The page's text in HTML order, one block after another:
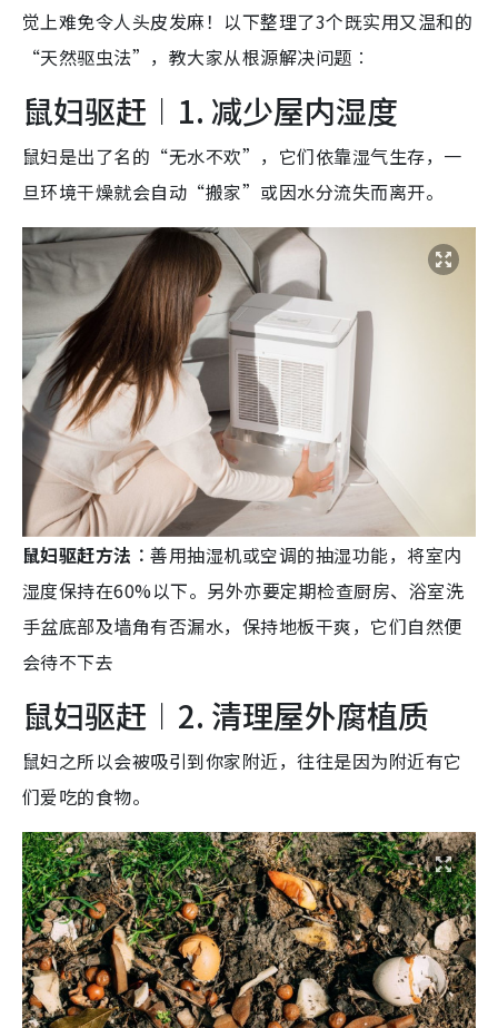
觉上难免令人头皮发麻！以下整理了3个既实用又温和的
“天然驱虫法”，教大家从根源解决问题︰
鼠妇驱赶︱1. 减少屋内湿度
鼠妇是出了名的“无水不欢”，它们依靠湿气生存，一
旦环境干燥就会自动“搬家”或因水分流失而离开。
鼠妇驱赶方法︰善用抽湿机或空调的抽湿功能，将室内
湿度保持在60%以下。另外亦要定期检查厨房、浴室洗
手盆底部及墙角有否漏水，保持地板干爽，它们自然便
会待不下去
鼠妇驱赶︱2. 清理屋外腐植质
鼠妇之所以会被吸引到你家附近，往往是因为附近有它
们爱吃的食物。